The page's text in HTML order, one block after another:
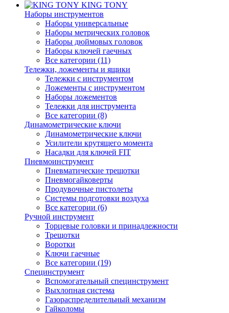
KING TONY
Наборы инструментов
Наборы универсальные
Наборы метрических головок
Наборы дюймовых головок
Наборы ключей гаечных
Все категории (11)
Тележки, ложементы и ящики
Тележки с инструментом
Ложементы с инструментом
Наборы ложементов
Тележки для инструмента
Все категории (8)
Динамометрические ключи
Динамометрические ключи
Усилители крутящего момента
Насадки для ключей FIT
Пневмоинструмент
Пневматические трещотки
Пневмогайковерты
Продувочные пистолеты
Системы подготовки воздуха
Все категории (6)
Ручной инструмент
Торцевые головки и принадлежности
Трещотки
Воротки
Ключи гаечные
Все категории (19)
Специнструмент
Вспомогательный специнструмент
Выхлопная система
Газораспределительный механизм
Гайколомы